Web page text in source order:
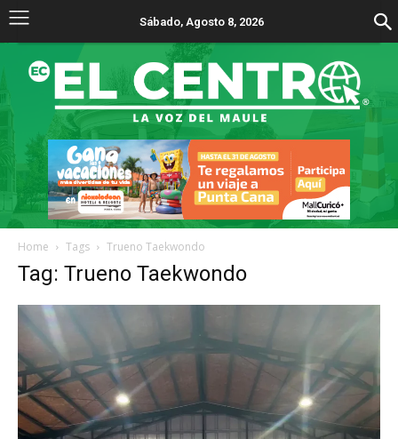
Sábado, Agosto 8, 2026
Home Tags Trueno Taekwondo
Tag: Trueno Taekwondo